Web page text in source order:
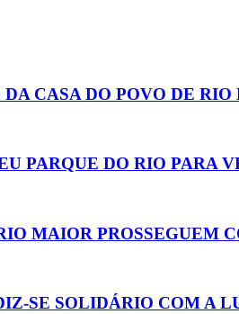
DA CASA DO POVO DE
PARQUE DO RIO PARA
MAIOR PROSSEGUEM
SE SOLIDÁRIO COM A